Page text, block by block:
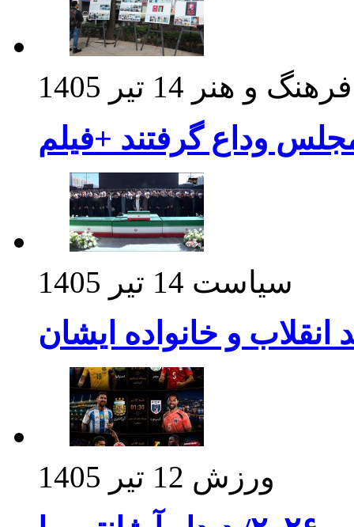
فرهنگ و هنر 14 تیر 1405
وداع گرفتند +فیلم
سیاست 14 تیر 1405
انقلاب و خانواده ایشان
ورزش 12 تیر 1405